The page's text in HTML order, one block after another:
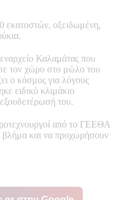
εκατοστών, οξειδωμένη,
Καλαμάτας που
τον χώρο στο μώλο του
ο κόσμος για λόγους
ειδικό κλιμάκιο
του.
από το ΓΕΕΘΑ
βλήμα και να προχωρήσουν